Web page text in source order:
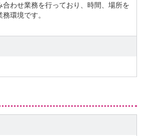
わせ業務を行っており、時間、場所を
環境です。